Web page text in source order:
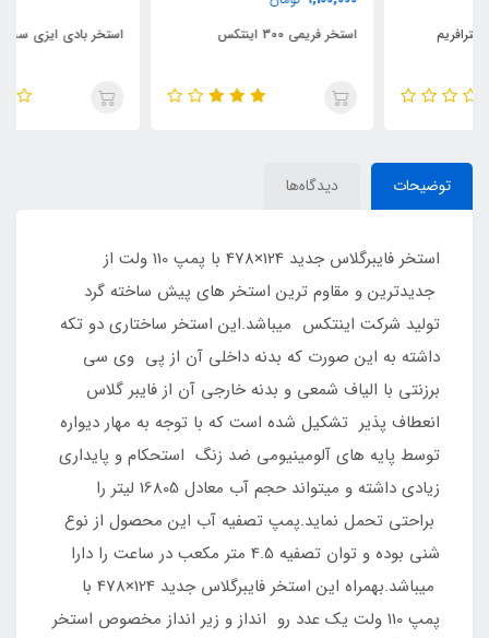
استخر فریمی 300 اینتکس
استخر بادی ایزی ست با قطر 457
توضیحات دیدگاه‌ها
استخر فایبرگلاس جدید 124×478 با پمپ 110 ولت از
جدیدترین و مقاوم ترین استخر های پیش ساخته گرد
تولید شرکت اینتکس میباشد.این استخر ساختاری دو تکه
داشته به این صورت که بدنه داخلی آن از پی وی سی
برزنتی با الیاف شمعی و بدنه خارجی آن از فایبر گلاس
انعطاف پذیر تشکیل شده است که با توجه به مهار دیواره
توسط پایه های آلومینیومی ضد زنگ استحکام و پایداری
زیادی داشته و میتواند حجم آب معادل 16805 لیتر را
براحتی تحمل نماید.پمپ تصفیه آب این محصول از نوع
شنی بوده و توان تصفیه 4.5 متر مکعب در ساعت را دارا
میباشد.بهمراه این استخر فایبرگلاس جدید 124×478 با
پمپ 110 ولت یک عدد رو انداز و زیر انداز مخصوص استخر